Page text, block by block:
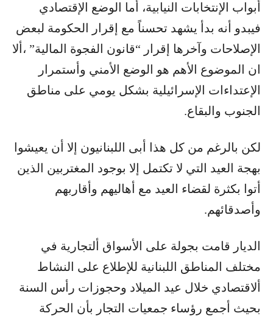
أبواب الإنتخابات النيابية، أما الوضع الإقتصادي
فيبدو أنه بدأ يشهد تحسناً مع إقرار الحكومة لبعض
الإصلاحات وآخرها إقرار “قانون الفجوة المالية” ،ألا
ان الموضوع الأهم هو الوضع الأمني وأستمرار
الإعتداءات الإسرائيلية بشكل يومي على مناطق
الجنوب والبقاع.
لكن بالرغم من كل هذا أبى اللبنانيون إلا أن يعيشوا
بهجة العيد التي لا تكتمل إلا بوجود المغتربين الذين
أتوا بكثرة لقضاء العيد مع أهاليهم وأقاربهم
وأصدقائهم.
الديار قامت بجولة على الأسواق ألتجارية في
مختلف المناطق اللبنانية للإطلاع على النشاط
ألاقتصادي خلال عيد الميلاد وحجوزات رأس السنة
بحيث أجمع رؤساء جمعيات التجار بأن الحركة